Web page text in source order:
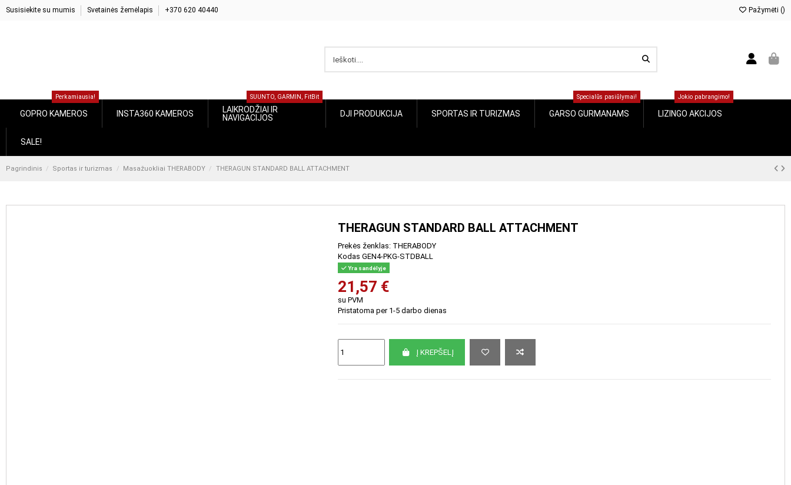
Susisiekite su mumis Svetainės žemėlapis +370 620 40440 Pažymėti ( 0)
GOPRO KAMEROS
Perkamiausia!
INSTA360 KAMEROS
LAIKRODŽIAI IR
NAVIGACIJOS
SUUNTO, GARMIN, FitBit
DJI PRODUKCIJA
SPORTAS IR
TURIZMAS
GARSO GURMANAMS
Specialūs pasiūlymai!
LIZINGO AKCIJOS
Jokio pabrangimo!
SALE!
Pagrindinis Sportas ir turizmas Masažuokliai THERABODY THERAGUN STANDARD BALL ATTACHMENT
THERAGUN STANDARD BALL ATTACHMENT
Prekės ženklas: THERABODY
Kodas GEN4-PKG-STDBALL
Yra sandėlyje
21,57 €
su PVM
Pristatoma per 1-5 darbo dienas
Į KREPŠELĮ